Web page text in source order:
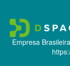
Empresa